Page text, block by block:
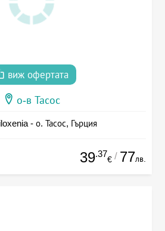
виж офертата
о-в Тасос
- о. Тасос, Гърция
39.37
€ / 77лв.